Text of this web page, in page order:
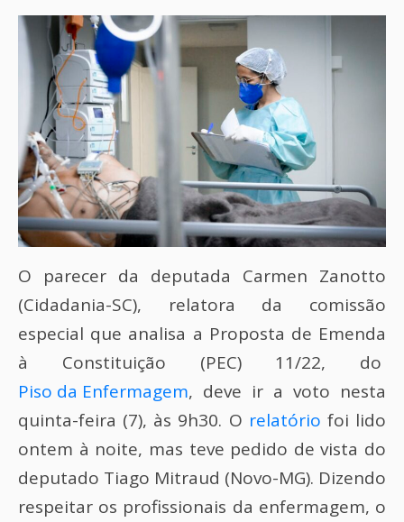
O parecer da deputada Carmen Zanotto
(Cidadania-SC), relatora da comissão
especial que analisa a Proposta de Emenda
à Constituição (PEC) 11/22, do
Piso da Enfermagem, deve ir a voto nesta
quinta-feira (7), às 9h30. O relatório foi lido
ontem à noite, mas teve pedido de vista do
deputado Tiago Mitraud (Novo-MG). Dizendo
respeitar os profissionais da enfermagem, o